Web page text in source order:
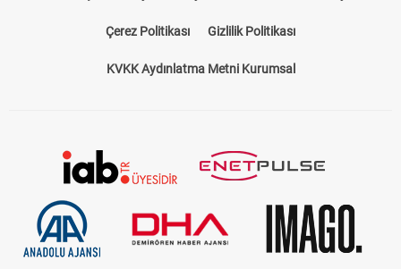
Çerez Politikası Gizlilik Politikası
KVKK Aydınlatma Metni Kurumsal